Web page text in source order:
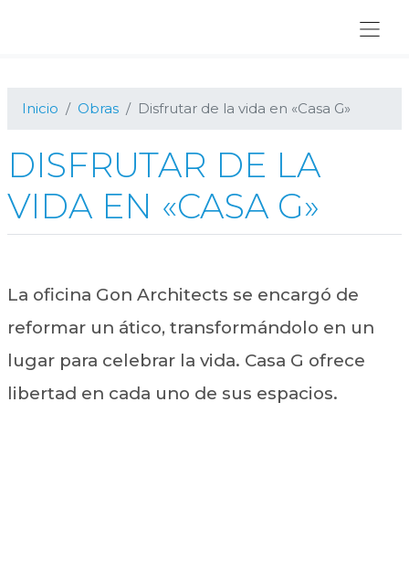
Inicio
Obras Disfrutar de la vida en «Casa G»
DISFRUTAR DE LA
VIDA EN «CASA G»
La oficina Gon Architects se encargó de
reformar un ático, transformándolo en un
lugar para celebrar la vida. Casa G ofrece
libertad en cada uno de sus espacios.